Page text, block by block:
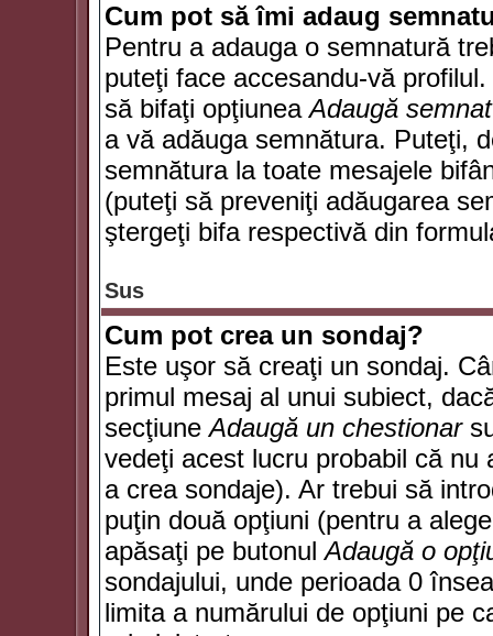
Cum pot să îmi adaug
Pentru a adauga o semnatură
puteţi face accesandu-vă
să bifaţi opţiuneaAdaugă
a vă adăuga semnătura. Puteţi,
semnătura la toate mesajele
(puteţi să preveniţi adăugarea
ştergeţi bifa respectivă din
Sus
Cum pot crea un sondaj?
Este uşor să creaţi un sondaj.
primul mesaj al unui subiect,
secţiuneAdaugă un chestionar
vedeţi acest lucru probabil că nu
a crea sondaje). Ar trebui să
puţin două opţiuni (pentru a
apăsaţi pe butonulAdaugă o
sondajului, unde perioada 0
limita a numărului de opţiuni pe